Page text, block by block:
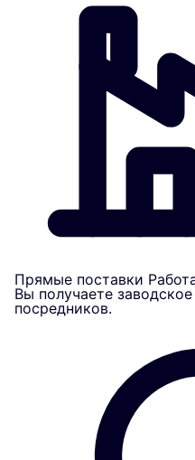
Прямые поставки
Вы получаете
посредников.